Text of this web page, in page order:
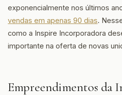
exponencialmente nos últimos
vendas em apenas 90 dias.
como a Inspire Incorporadora
importante na oferta de novas
Empreendimentos da